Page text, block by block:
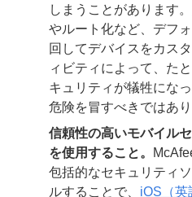
しまうことがあります
やルート化など、デフ
回してデバイスをカス
ィビティによって、た
キュリティが犠牲にな
危険を冒すべきではあり
信頼性の高いモバイル
を使用すること。
包括的なセキュリティ
ルすることで、 iOS（英